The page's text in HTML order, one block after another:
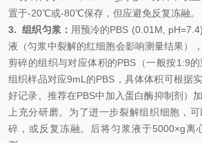
置于-20℃或-80℃保存，但应避免反复冻融。
3. 组织匀浆： 用预冷的PBS (0.01M,
液（匀浆中裂解的红细胞会影响测量结果）
剪碎的组织与对应体积的PBS（一般按1:9
组织样品对应9mL的PBS，具体体积可根据
好记录。推荐在PBS中加入蛋白酶抑制剂）
上充分研磨。为了进一步裂解组织细胞，
碎，或反复冻融。后将匀浆液于5000×g离